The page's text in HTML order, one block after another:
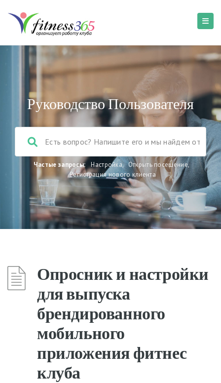
Руководство Пользователя
Частые запросы: Настройка, Открыть посещение,
Регистрация нового клиента
Опросник и настройки
для выпуска
брендированного
мобильного
приложения фитнес
клуба